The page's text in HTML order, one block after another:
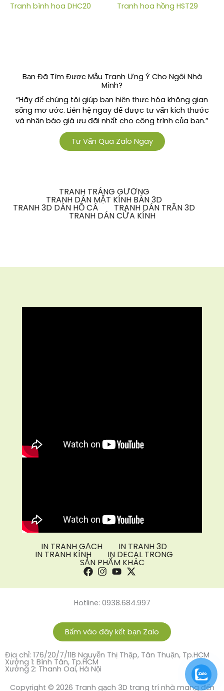
Tranh bình hoa DHC20 Tranh hoa hồng HST29
Bạn Đã Tìm Được Mẫu Tranh Ưng Ý Cho Ngôi Nhà
Mình?
“Hãy để chúng tôi giúp bạn hiện thực hóa không gian
sống mơ ước. Liên hệ ngay để được tư vấn kích thước
và nhận báo giá ưu đãi nhất cho công trình của bạn.”
Tư Vấn Qua Zalo Ngay
TRANH TRÁNG GƯƠNG
TRANH DÁN MẶT KÍNH BÀN 3D
TRANH 3D DÁN HỒ CÁ TRANH DÁN TRẦN 3D
TRANH DÁN CỬA KÍNH
IN TRANH GẠCH IN TRANH 3D
IN TRANH KÍNH IN DECAL TRONG
SẢN PHẨM KHÁC
Hotline: 0938.684.997
Bấm vào đây kết bạn Zalo
Địa chỉ: 176/20/7/11B Nguyễn Thị Thập, Tân Thuận, Tp.HCM
Xưởng 1: Bình Tân, Tp.HCM
Xưởng 2: Thanh Oai, Hà Nội
Copyright © 2026 Tranh gạch 3D trang trí nhà mang đến